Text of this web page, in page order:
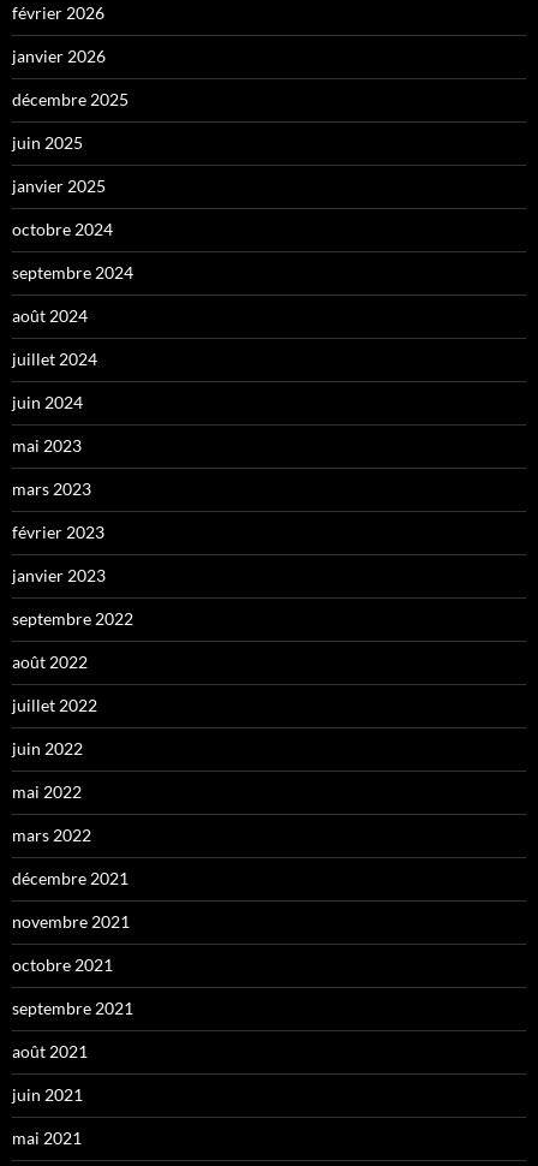
février 2026
janvier 2026
décembre 2025
juin 2025
janvier 2025
octobre 2024
septembre 2024
août 2024
juillet 2024
juin 2024
mai 2023
mars 2023
février 2023
janvier 2023
septembre 2022
août 2022
juillet 2022
juin 2022
mai 2022
mars 2022
décembre 2021
novembre 2021
octobre 2021
septembre 2021
août 2021
juin 2021
mai 2021